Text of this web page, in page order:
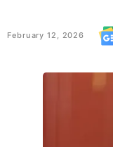
February 12, 2026